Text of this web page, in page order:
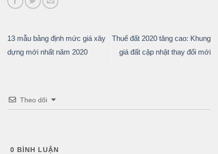
13 mẫu bảng định mức giá xây
dựng mới nhất năm 2020
Thuế đất 2020 tăng cao: Khung
giá đất cập nhật thay đổi mới
Theo dõi
0 BÌNH LUẬN